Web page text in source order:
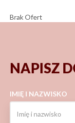
Brak Ofert
NAPISZ
IMIĘ I NAZWISKO